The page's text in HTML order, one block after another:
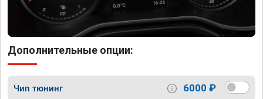
Дополнительные опции:
Чип тюнинг 6000 ₽